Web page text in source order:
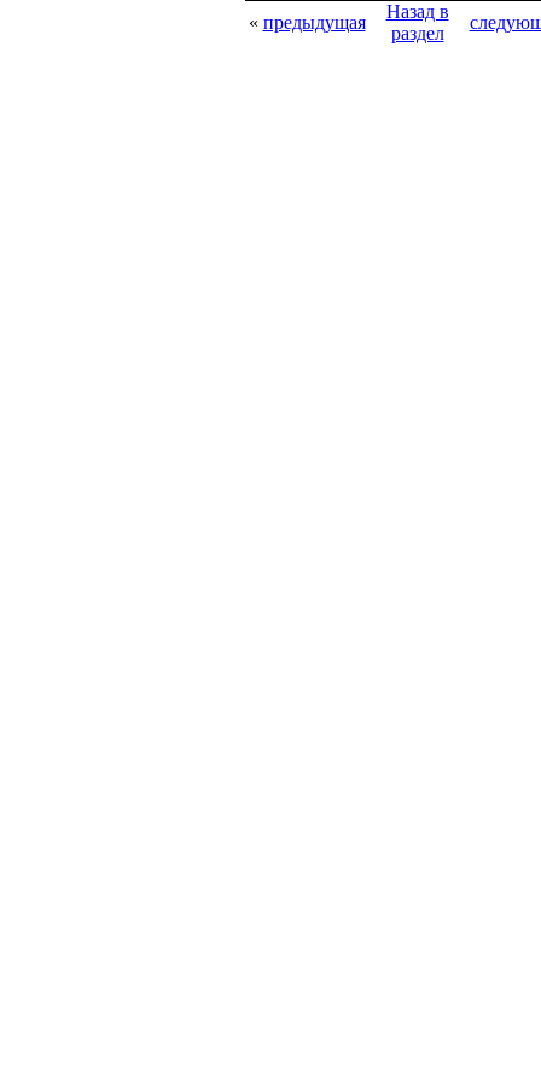
« предыдущая
Назад в
раздел